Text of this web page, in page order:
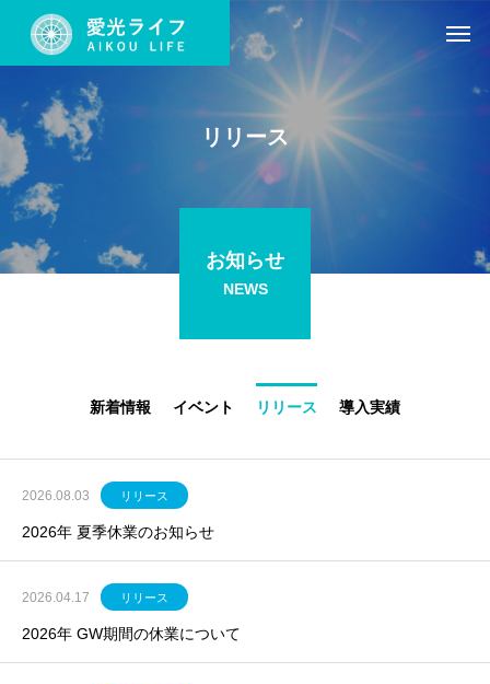
リリース
お知らせ
NEWS
新着情報 イベント リリース 導入実績
2026.08.03 リリース
2026年 夏季休業のお知らせ
2026.04.17 リリース
2026年 GW期間の休業について